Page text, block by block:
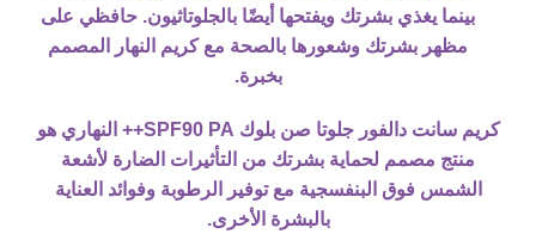
بينما يغذي بشرتك ويفتحها أيضًا بالجلوتاثيون. حافظي على
مظهر بشرتك وشعورها بالصحة مع كريم النهار المصمم
بخبرة.
كريم سانت دالفور جلوتا صن بلوك SPF90 PA++ النهاري هو
منتج مصمم لحماية بشرتك من التأثيرات الضارة لأشعة
الشمس فوق البنفسجية مع توفير الرطوبة وفوائد العناية
بالبشرة الأخرى.